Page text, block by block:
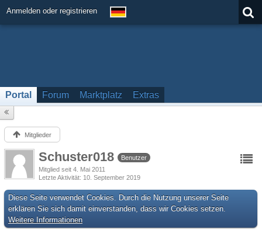
Anmelden oder registrieren
Portal Forum Marktplatz Extras
Mitglieder
Schuster018
Benutzer
Mitglied seit 4. Mai 2011
Letzte Aktivität 10. September 2019
Diese Seite verwendet Cookies. Durch die Nutzung unserer Seite
erklären Sie sich damit einverstanden, dass wir Cookies setzen.
Weitere Informationen